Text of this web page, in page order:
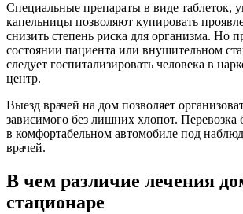
Специальные препараты в виде таблеток,
капельницы позволяют купировать
снизить степень риска для организма. Но
состоянии пациента или внушительном
следует госпитализировать человека в
центр.
Выезд врачей на дом позволяет
зависимого без лишних хлопот. Перевозка
в комфортабельном автомобиле под
врачей.
В чем различие лечения
стационаре